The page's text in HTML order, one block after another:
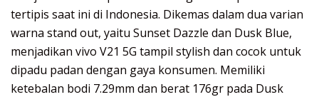
tertipis saat ini di Indonesia. Dikemas dalam dua varian
warna stand out, yaitu Sunset Dazzle dan Dusk Blue,
menjadikan vivo V21 5G tampil stylish dan cocok untuk
dipadu padan dengan gaya konsumen. Memiliki
ketebalan bodi 7.29mm dan berat 176gr pada Dusk